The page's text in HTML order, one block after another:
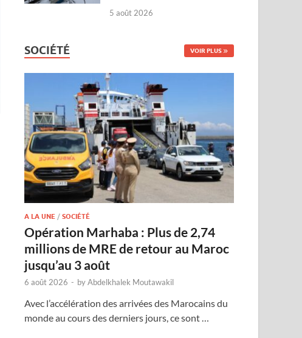
5 août 2026
SOCIÉTÉ VOIR PLUS
A LA UNE /SOCIÉTÉ
Opération Marhaba : Plus de 2,74
millions de MRE de retour au Maroc
jusqu’au 3 août
6 août 2026 - byAbdelkhalek Moutawakil
Avec l’accélération des arrivées des Marocains du
monde au cours des derniers jours, ce sont …